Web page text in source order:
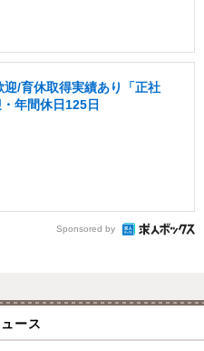
/育休取得実績あり「正社
年間休日125日
Sponsored by
ース